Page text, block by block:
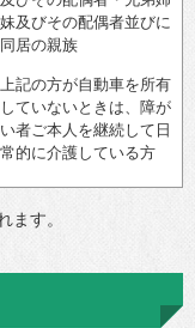
妹及びその配偶者並びに
同居の親族
上記の方が自動車を所有
していないときは、障が
い者ご本人を継続して日
常的に介護している方
ます。